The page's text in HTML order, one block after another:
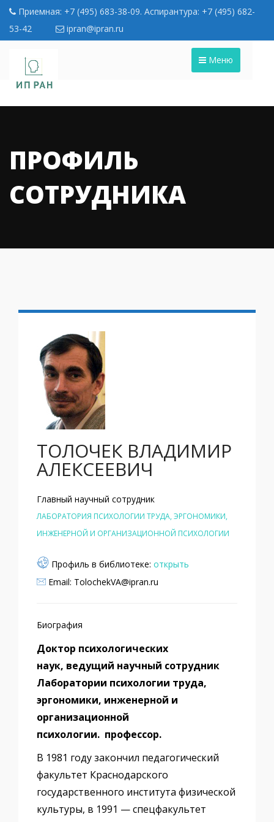
Приемная: +7 (495) 683-38-09. Аспирантура: +7 (495) 682-
53-42
ipran@ipran.ru
Меню
ПРОФИЛЬ
СОТРУДНИКА
ТОЛОЧЕК ВЛАДИМИР
АЛЕКСЕЕВИЧ
Главный научный сотрудник
ЛАБОРАТОРИЯ ПСИХОЛОГИИ ТРУДА, ЭРГОНОМИКИ,
ИНЖЕНЕРНОЙ И ОРГАНИЗАЦИОННОЙ ПСИХОЛОГИИ
Профиль в библиотеке: открыть
Email: TolochekVA@ipran.ru
Биография
Доктор психологических
наук, ведущий научный сотрудник
Лаборатории психологии труда,
эргономики, инженерной и
организационной
психологии. профессор.
В 1981 году закончил педагогический
факультет Краснодарского
государственного института физической
культуры, в 1991 — спецфакультет